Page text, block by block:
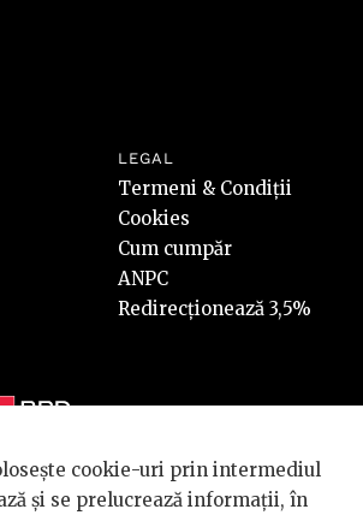
LEGAL
Termeni & Condiții
Cookies
Cum cumpăr
ANPC
Redirecționează 3,5%
Générale, toate drepturile rezervate.
cookie-uri prin intermediul
și se prelucrează informații, în